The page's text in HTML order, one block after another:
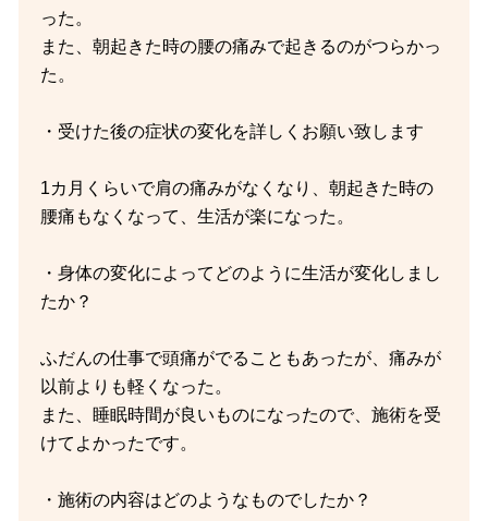
った。
また、朝起きた時の腰の痛みで起きるのがつらかっ
た。
・受けた後の症状の変化を詳しくお願い致します
1カ月くらいで肩の痛みがなくなり、朝起きた時の
腰痛もなくなって、生活が楽になった。
・身体の変化によってどのように生活が変化しまし
たか？
ふだんの仕事で頭痛がでることもあったが、痛みが
以前よりも軽くなった。
また、睡眠時間が良いものになったので、施術を受
けてよかったです。
・施術の内容はどのようなものでしたか？